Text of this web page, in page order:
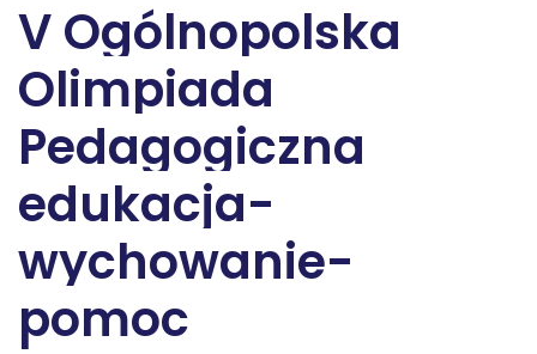
V Ogólnopolska
Olimpiada
Pedagogiczna
edukacja-
wychowanie-
pomoc